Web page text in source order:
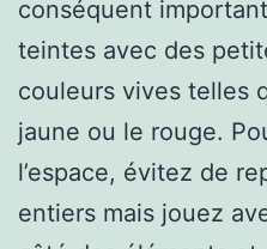
conséquent
teintes avec des
couleurs vives telles
jaune ou le rouge.
l’espace, évitez de
entiers mais jouez